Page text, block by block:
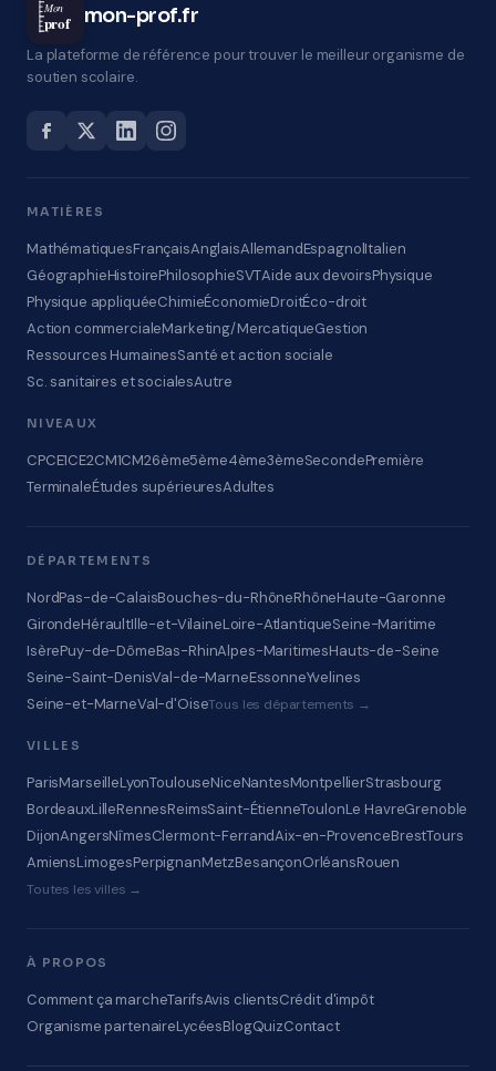
Mon
prof mon-prof.fr
La plateforme de référence pour trouver le meilleur organisme de
soutien scolaire.
MATIÈRES
MathématiquesFrançaisAnglaisAllemandEspagnolItalien
GéographieHistoirePhilosophieSVTAide aux devoirsPhysique
Physique appliquéeChimieÉconomieDroitÉco-droit
Action commercialeMarketing/MercatiqueGestion
Ressources HumainesSanté et action sociale
Sc. sanitaires et socialesAutre
NIVEAUX
CPCE1CE2CM1CM26ème5ème4ème3èmeSecondePremière
TerminaleÉtudes supérieuresAdultes
DÉPARTEMENTS
NordPas-de-CalaisBouches-du-RhôneRhôneHaute-Garonne
GirondeHéraultIlle-et-VilaineLoire-AtlantiqueSeine-Maritime
IsèrePuy-de-DômeBas-RhinAlpes-MaritimesHauts-de-Seine
Seine-Saint-DenisVal-de-MarneEssonneYvelines
Seine-et-MarneVal-d'OiseTous les départements →
VILLES
ParisMarseilleLyonToulouseNiceNantesMontpellierStrasbourg
BordeauxLilleRennesReimsSaint-ÉtienneToulonLe HavreGrenoble
DijonAngersNîmesClermont-FerrandAix-en-ProvenceBrestTours
AmiensLimogesPerpignanMetzBesançonOrléansRouen
Toutes les villes →
À PROPOS
Comment ça marcheTarifsAvis clientsCrédit d'impôt
Organisme partenaireLycéesBlogQuizContact